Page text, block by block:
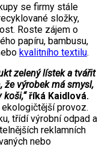
se firmy stále
složky,
Roste zájem o
papíru, bambusu,
kvalitního textilu.
zelený lístek a tvářit
že výrobek má smysl,
koši,“říká Kaidlová.
provoz.
třídí výrobní odpad a
reklamních
nebo